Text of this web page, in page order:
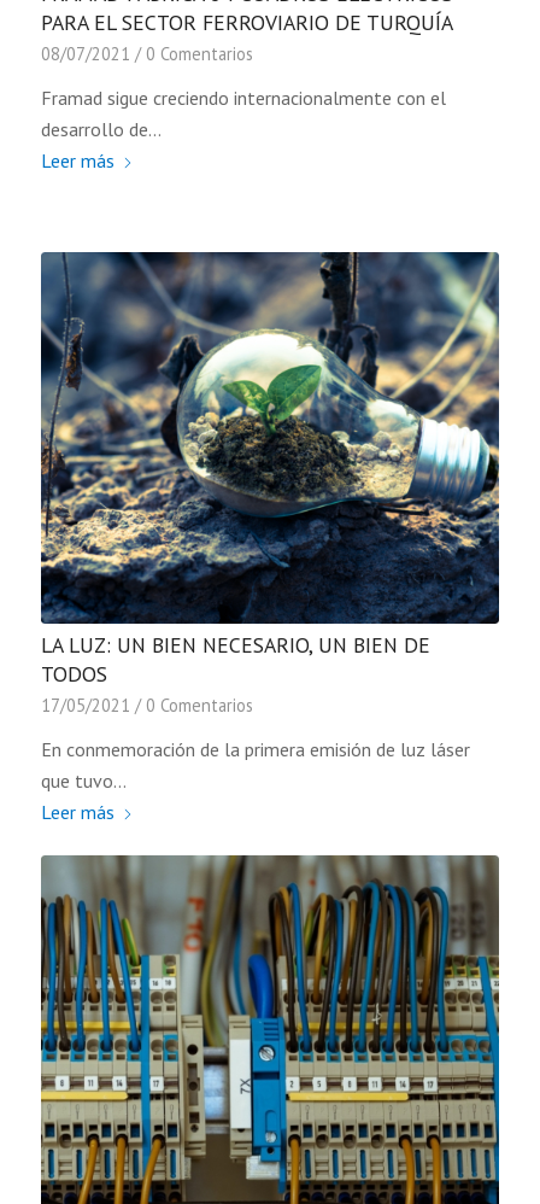
PARA EL SECTOR FERROVIARIO DE TURQUÍA
08/07/2021 / 0 Comentarios
Framad sigue creciendo internacionalmente con el
desarrollo de…
Leer más
LA LUZ: UN BIEN NECESARIO, UN BIEN DE
TODOS
17/05/2021 / 0 Comentarios
En conmemoración de la primera emisión de luz láser
que tuvo…
Leer más